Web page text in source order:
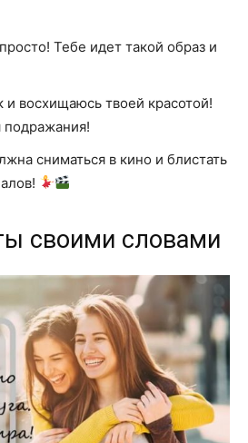
Тебе идет такой образ и
восхищаюсь твоей красотой!
сниматься в кино и блистать
своими словами